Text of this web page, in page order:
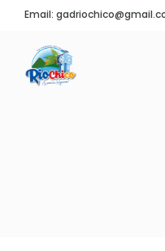
Email: